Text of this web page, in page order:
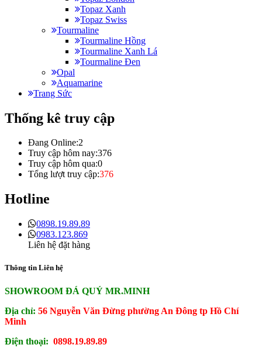
Topaz Xanh
Topaz Swiss
Tourmaline
Tourmaline Hồng
Tourmaline Xanh Lá
Tourmaline Đen
Opal
Aquamarine
Trang Sức
Thống kê truy cập
Đang Online:2
Truy cập hôm nay:376
Truy cập hôm qua:0
Tổng lượt truy cập:376
Hotline
0898.19.89.89
0983.123.869
Liên hệ đặt hàng
Thông tin Liên hệ
SHOWROOM ĐÁ QUÝ MR.MINH
Địa chỉ: 56 Nguyễn Văn Đừng phường An Đông tp Hồ Chí
Minh
Điện thoại: 0898.19.89.89